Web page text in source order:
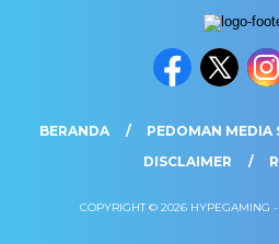
BERANDA PEDOMAN MEDIA
DISCLAIMER
COPYRIGHT © 2026 HYPEGAMING